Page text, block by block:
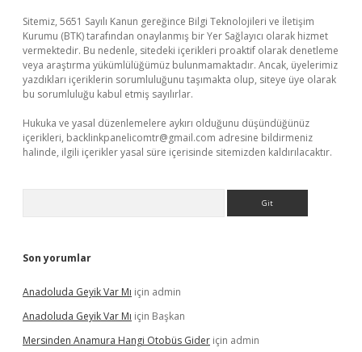
Sitemiz, 5651 Sayılı Kanun gereğince Bilgi Teknolojileri ve İletişim
Kurumu (BTK) tarafından onaylanmış bir Yer Sağlayıcı olarak hizmet
vermektedir. Bu nedenle, sitedeki içerikleri proaktif olarak denetleme
veya araştırma yükümlülüğümüz bulunmamaktadır. Ancak, üyelerimiz
yazdıkları içeriklerin sorumluluğunu taşımakta olup, siteye üye olarak
bu sorumluluğu kabul etmiş sayılırlar.
Hukuka ve yasal düzenlemelere aykırı olduğunu düşündüğünüz
içerikleri, backlinkpanelicomtr@gmail.com adresine bildirmeniz
halinde, ilgili içerikler yasal süre içerisinde sitemizden kaldırılacaktır.
Son yorumlar
Anadoluda Geyik Var Mı için admin
Anadoluda Geyik Var Mı için Başkan
Mersinden Anamura Hangi Otobüs Gider için admin